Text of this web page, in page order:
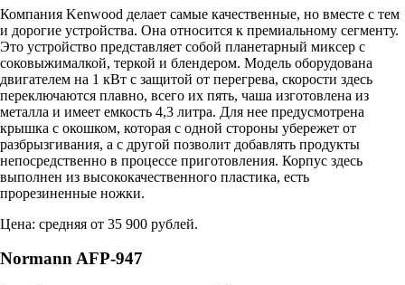
Компания Kenwood делает самые качественные, но вместе с тем
и дорогие устройства. Она относится к премиальному сегменту.
Это устройство представляет собой планетарный миксер с
соковыжималкой, теркой и блендером. Модель оборудована
двигателем на 1 кВт с защитой от перегрева, скорости здесь
переключаются плавно, всего их пять, чаша изготовлена из
металла и имеет емкость 4,3 литра. Для нее предусмотрена
крышка с окошком, которая с одной стороны убережет от
разбрызгивания, а с другой позволит добавлять продукты
непосредственно в процессе приготовления. Корпус здесь
выполнен из высококачественного пластика, есть
прорезиненные ножки.
Цена: средняя от 35 900 рублей.
Normann AFP-947